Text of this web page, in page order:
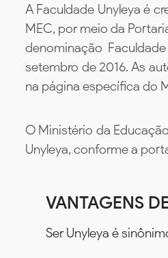
A Faculdade Unyleya é
MEC, por meio da
denominação
setembro de 2016. As
na página específica do
O Ministério da
Unyleya, conforme a
VANTAGENS
Ser Unyleya é